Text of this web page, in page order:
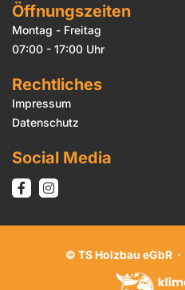
Öffnungszeiten
Montag - Freitag
07:00 - 17:00 Uhr
Rechtliches
Impressum
Datenschutz
Social Media
© TS Holzbau eGbR ·